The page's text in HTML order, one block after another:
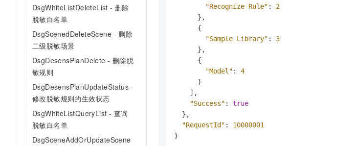
DsgWhiteListDeleteList - 删除
脱敏白名单
DsgScenedDeleteScene - 删除
二级脱敏场景
DsgDesensPlanDelete - 删除脱
敏规则
DsgDesensPlanUpdateStatus -
修改脱敏规则的生效状态
DsgWhiteListQueryList - 查询
脱敏白名单
DsgSceneAddOrUpdateScene
"Recognize Rule" :
2
} ,
{
"Sample Library" :
3
} ,
{
"Model" :
4
}
] ,
"Success" :
true
} ,
"RequestId" :
10000001
}